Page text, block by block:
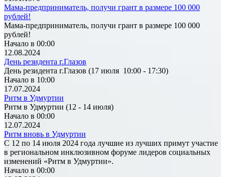
Мама-предприниматель, получи грант в размере 100 000
рублей!
Мама-предприниматель, получи грант в размере 100 000
рублей!
Начало в 00:00
12.08.2024
День резидента г.Глазов
День резидента г.Глазов (17 июля 10:00 - 17:30)
Начало в 10:00
17.07.2024
Ритм в Удмуртии
Ритм в Удмуртии (12 - 14 июля)
Начало в 00:00
12.07.2024
Ритм вновь в Удмуртии
С 12 по 14 июля 2024 года лучшие из лучших примут участие
в региональном инклюзивном форуме лидеров социальных
изменений «Ритм в Удмуртии».
Начало в 00:00